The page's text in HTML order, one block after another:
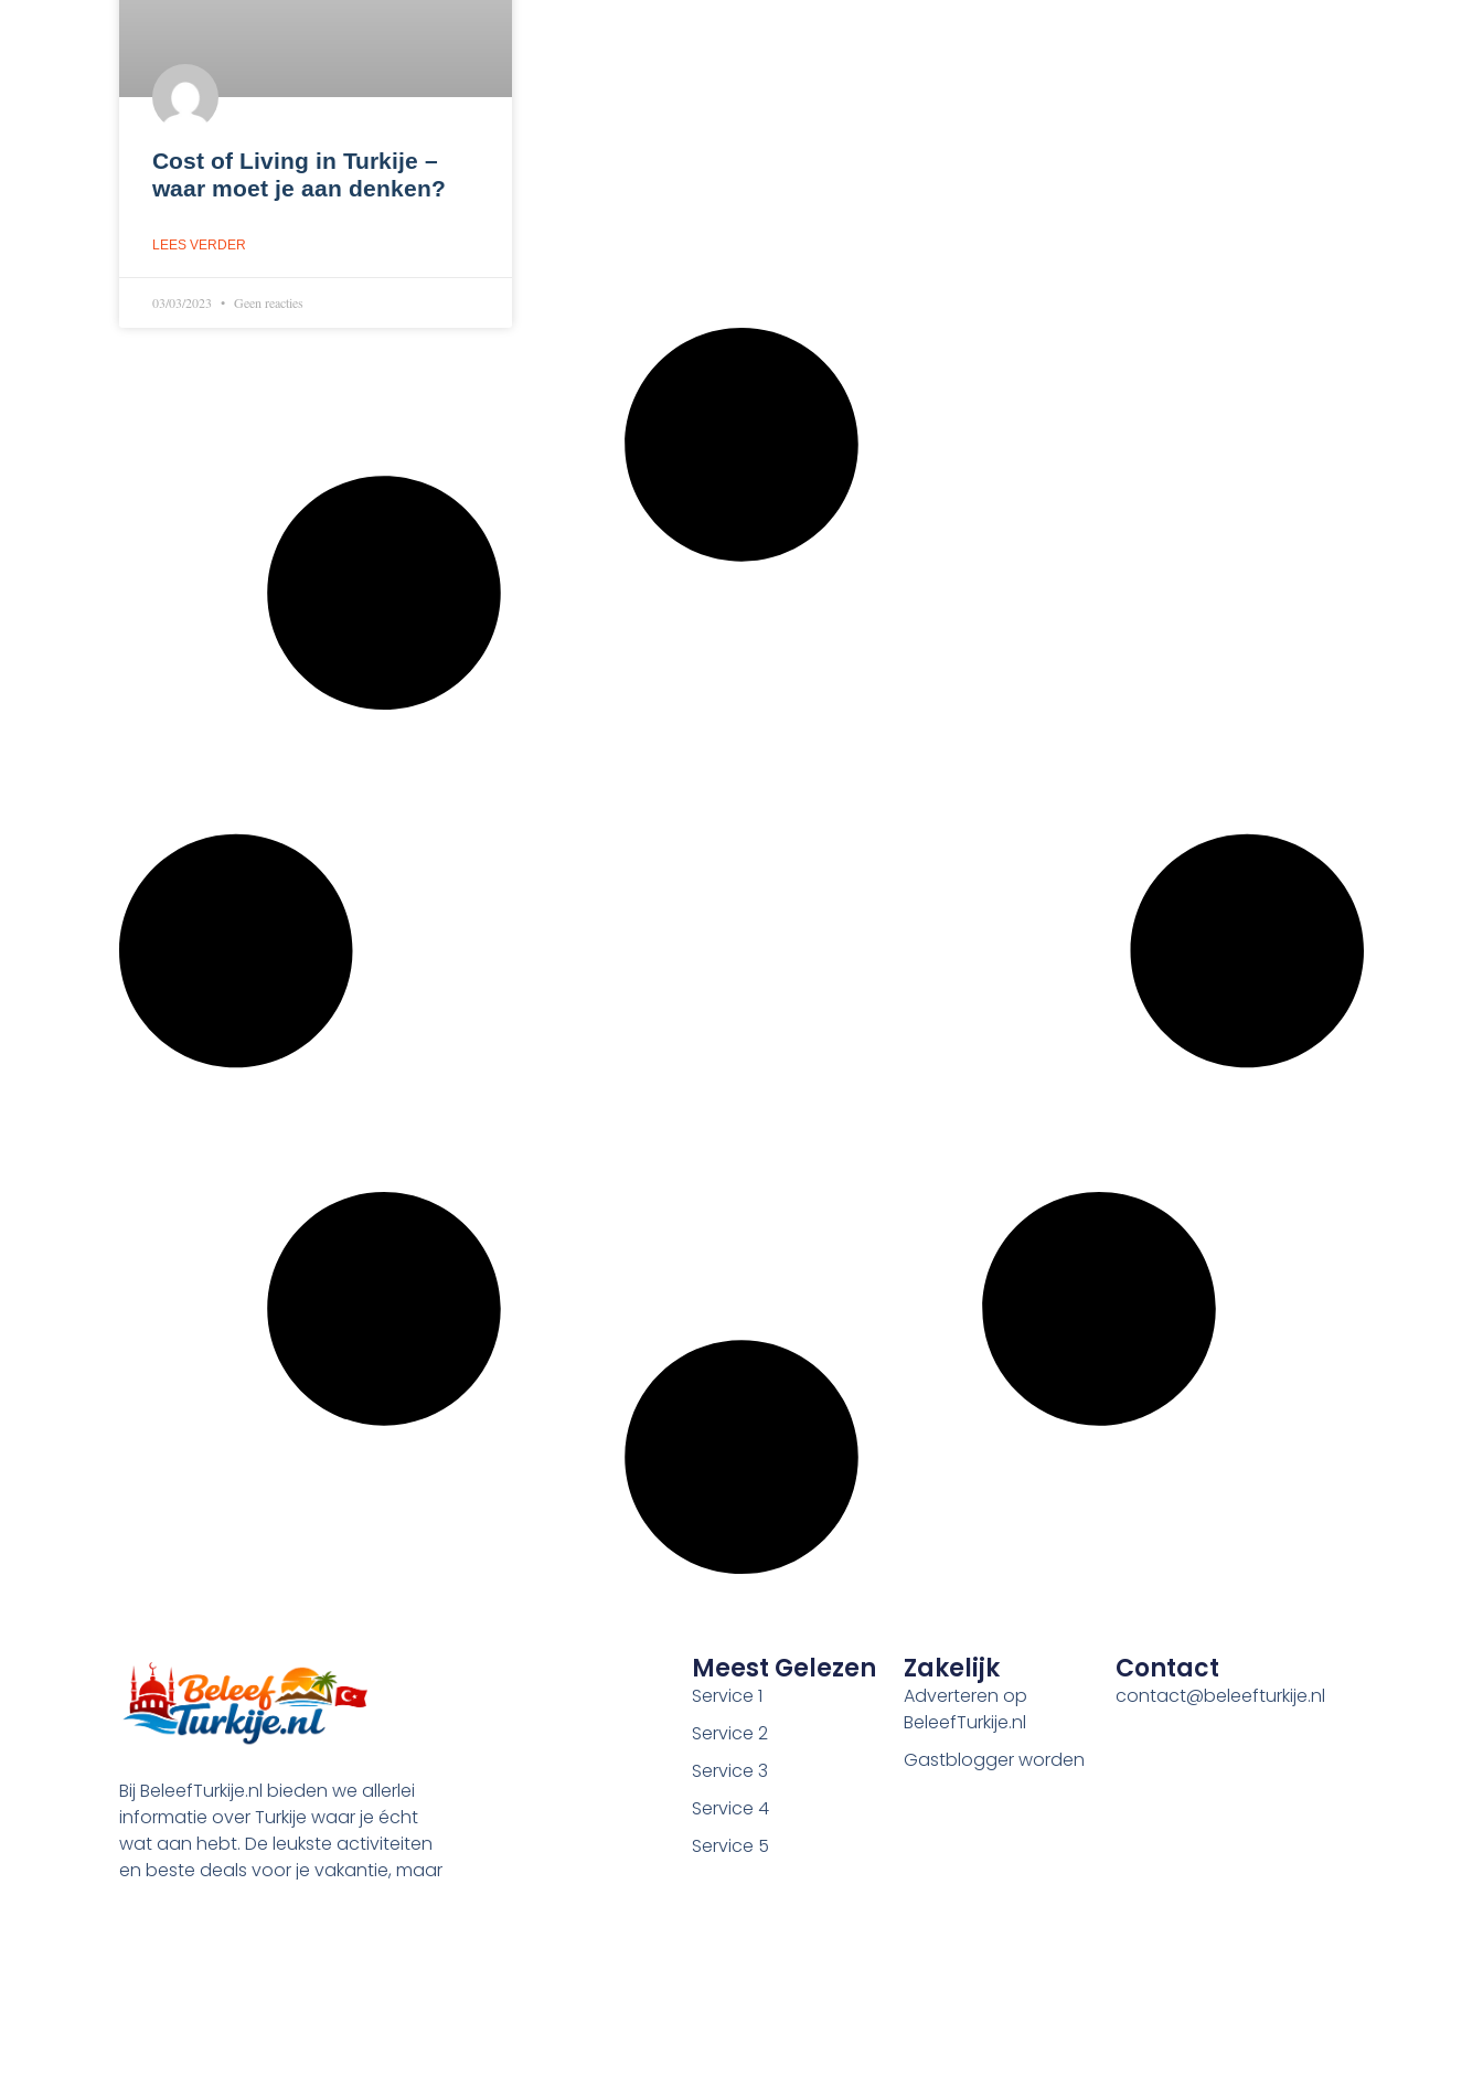
Cost of Living in Turkije –
waar moet je aan denken?
LEES VERDER
03/03/2023 Geen reacties
Bij BeleefTurkije.nl bieden we allerlei
informatie over Turkije waar je écht
wat aan hebt. De leukste activiteiten
en beste deals voor je vakantie, maar
Meest Gelezen
Service 1
Service 2
Service 3
Service 4
Service 5
Zakelijk
Adverteren op
BeleefTurkije.nl
Gastblogger worden
Contact
contact@beleefturkije.nl